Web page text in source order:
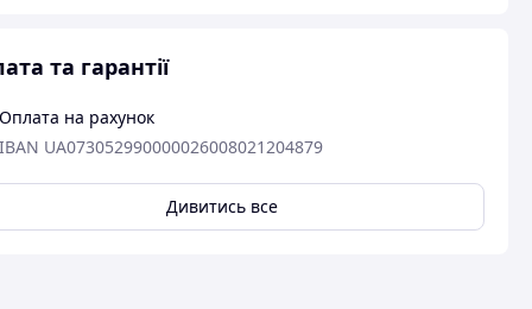
та гарантії
на рахунок
UA073052990000026008021204879
Дивитись все